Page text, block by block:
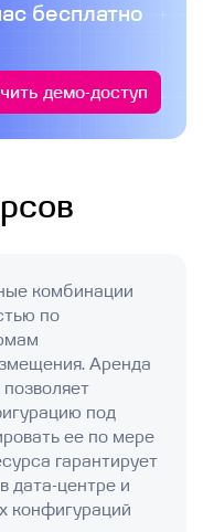
бесплатно
демо-доступ
комбинации
по
Аренда
под
ее по мере
гарантирует
дата-центре и
конфигураций